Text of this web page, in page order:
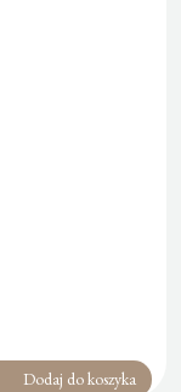
Dodaj do koszyka